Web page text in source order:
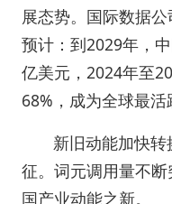
展态势。国际数据
预计：到2029年，
亿美元，2024年至
68%，成为全球最活
新旧动能加快
征。词元调用量不
国产业动能之新。